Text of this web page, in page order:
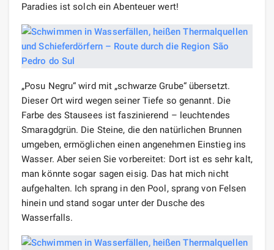
Paradies ist solch ein Abenteuer wert!
„Posu Negru“ wird mit „schwarze Grube“ übersetzt.
Dieser Ort wird wegen seiner Tiefe so genannt. Die
Farbe des Stausees ist faszinierend – leuchtendes
Smaragdgrün. Die Steine, die den natürlichen Brunnen
umgeben, ermöglichen einen angenehmen Einstieg ins
Wasser. Aber seien Sie vorbereitet: Dort ist es sehr kalt,
man könnte sogar sagen eisig. Das hat mich nicht
aufgehalten. Ich sprang in den Pool, sprang von Felsen
hinein und stand sogar unter der Dusche des
Wasserfalls.